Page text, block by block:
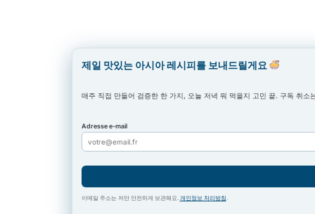
제일 맛있는 아시아 레시피를 보내드릴게요
매주 직접 만들어 검증한 한 가지, 오늘 저녁 뭐 먹을지 고민 끝. 구독 취소
Adresse e-mail
이메일 주소는 저만 안전하게 보관해요. 개인정보 처리방침